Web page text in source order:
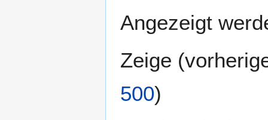
Angezeigt
Zeige (
500)